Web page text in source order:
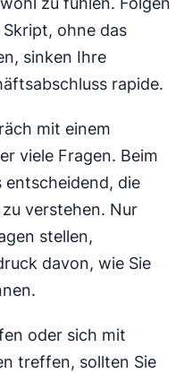
ohne das
sinken Ihre
rapide.
mit einem
viele Fragen. Beim
entscheidend, die
zu verstehen. Nur
stellen,
davon, wie Sie
oder sich mit
treffen, sollten Sie